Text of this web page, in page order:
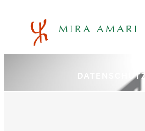
springen
DATENSCHUTZ